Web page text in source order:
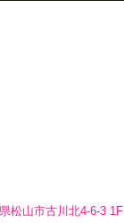
松山市古川北4-6-3 1F